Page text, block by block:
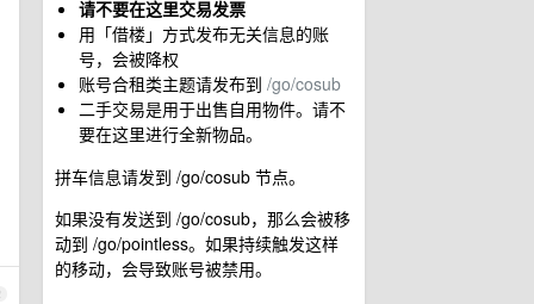
请不要在这里交易发票
用「借楼」方式发布无关信息的账
号，会被降权
账号合租类主题请发布到 /go/cosub
二手交易是用于出售自用物件。请不
要在这里进行全新物品。
拼车信息请发到 /go/cosub 节点。
如果没有发送到 /go/cosub，那么会被移
动到 /go/pointless。如果持续触发这样
的移动，会导致账号被禁用。